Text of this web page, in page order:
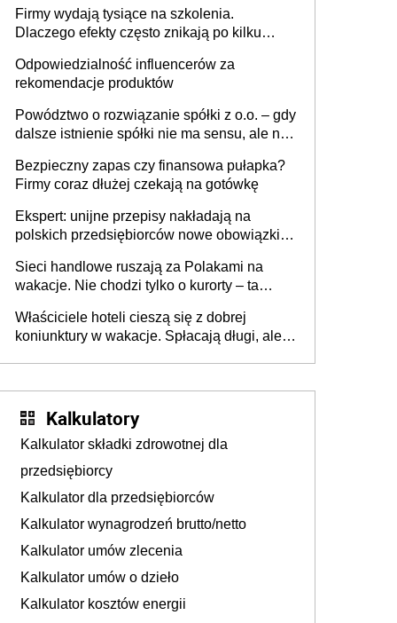
firmie
Firmy wydają tysiące na szkolenia.
Dlaczego efekty często znikają po kilku
Odpowiedzialność influencerów za
rekomendacje produktów
Powództwo o rozwiązanie spółki z o.o. – gdy
dalsze istnienie spółki nie ma sensu, ale nie
Bezpieczny zapas czy finansowa pułapka?
Firmy coraz dłużej czekają na gotówkę
Ekspert: unijne przepisy nakładają na
polskich przedsiębiorców nowe obowiązki w
Sieci handlowe ruszają za Polakami na
wakacje. Nie chodzi tylko o kurorty – ta
tam, gdzie wielu spędzi urlop po cichu
Właściciele hoteli cieszą się z dobrej
koniunktury w wakacje. Spłacają długi, ale
Kalkulatory
Kalkulator składki zdrowotnej dla
przedsiębiorcy
Kalkulator dla przedsiębiorców
Kalkulator wynagrodzeń brutto/netto
Kalkulator umów zlecenia
Kalkulator umów o dzieło
Kalkulator kosztów energii